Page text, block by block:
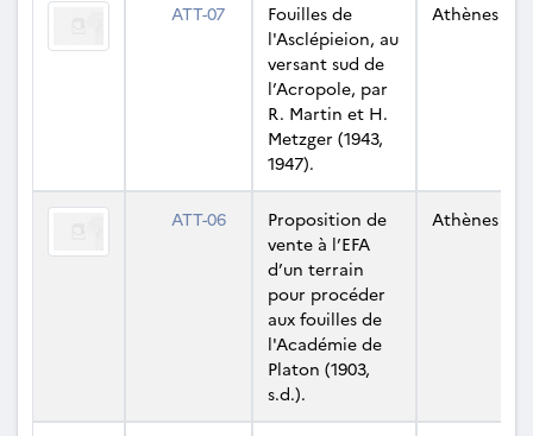
ATT-07
Fouilles de
l'Asclépieion, au
versant sud de
l’Acropole, par
R. Martin et H.
Metzger (1943,
1947).
Athènes
ATT-06
Proposition de
vente à l’EFA
d’un terrain
pour procéder
aux fouilles de
l'Académie de
Platon (1903,
s.d.).
Athènes